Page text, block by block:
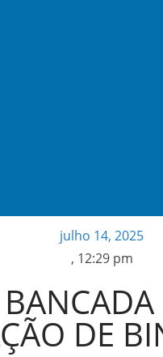
julho 14, 2025
, 12:29 pm
DE